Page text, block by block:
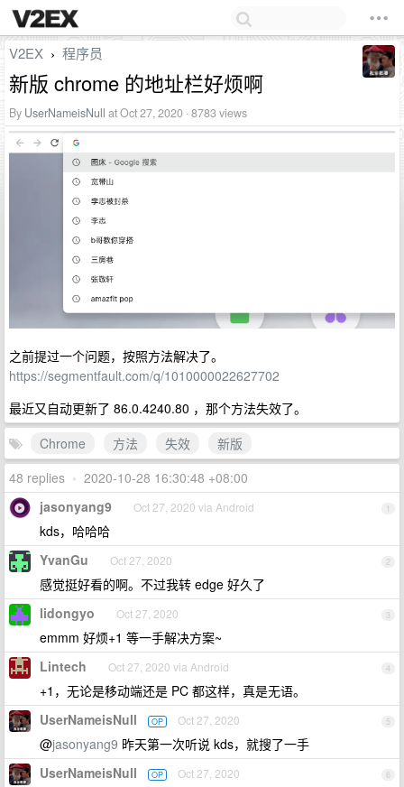
V2EX › 程序员
新版 chrome 的地址栏好烦啊
By UserNameisNull at Oct 27, 2020 · 8783 views
之前提过一个问题，按照方法解决了。
https://segmentfault.com/q/1010000022627702
最近又自动更新了 86.0.4240.80 ，那个方法失效了。
Chrome
方法 失效
新版
48 replies • 2020-10-28 16:30:48 +08:00
1
jasonyang9 Oct 27, 2020 via Android
kds，哈哈哈
2
YvanGu Oct 27, 2020
感觉挺好看的啊。不过我转 edge 好久了
3
lidongyo Oct 27, 2020
emmm 好烦+1 等一手解决方案~
4
Lintech Oct 27, 2020 via Android
+1，无论是移动端还是 PC 都这样，真是无语。
5
UserNameisNull OP Oct 27, 2020
@jasonyang9 昨天第一次听说 kds，就搜了一手
6
UserNameisNull OP Oct 27, 2020